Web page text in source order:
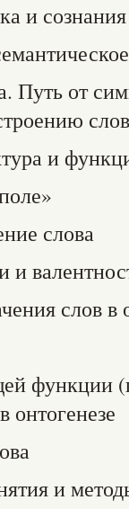
и сознания
Путь от
и
слова
и
слов в
функции
онтогенезе
и